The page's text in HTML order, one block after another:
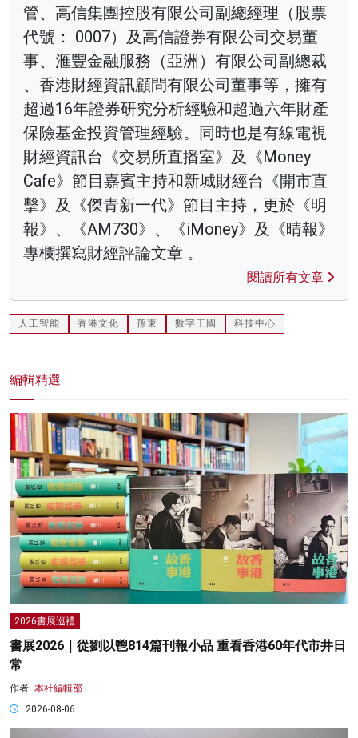
管、高信集團控股有限公司副總經理（股票
代號： 0007）及高信證券有限公司交易董
事、滙豐金融服務（亞洲）有限公司副總裁
、香港財經資訊顧問有限公司董事等，擁有
超過16年證券研究分析經驗和超過六年財產
保險基金投資管理經驗。同時也是有線電視
財經資訊台《交易所直播室》及《Money
Cafe》節目嘉賓主持和新城財經台《開市直
擊》及《傑青新一代》節目主持，更於《明
報》、《AM730》、《iMoney》及《晴報》
專欄撰寫財經評論文章 。
閱讀所有文章
人工智能 香港文化 孫東 數字王國 科技中心
編輯精選
2026書展巡禮
書展2026｜從劉以鬯814篇刊報小品 重看香港60年代市井日
常
作者: 本社編輯部
2026-08-06